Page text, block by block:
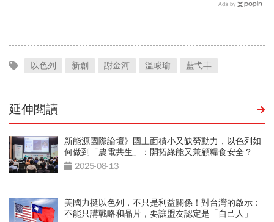
Ads by
以色列 新創 謝金河 溫峻瑜 藍弋丰
延伸閱讀
新能源國際論壇》國土面積小又缺勞動力，以色列如
何做到「農電共生」：開拓綠能又兼顧糧食安全？
2025-08-13
美國力挺以色列，不只是利益關係！對台灣的啟示：
不能只講戰略和晶片，要讓盟友認定是「自己人」